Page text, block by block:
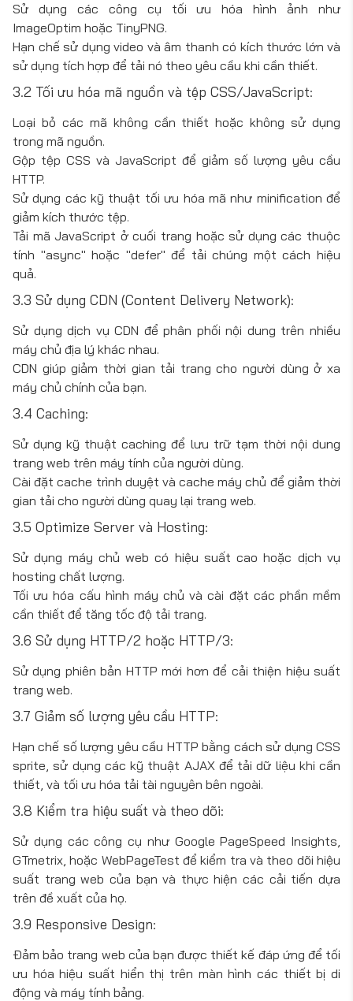
Sử dụng các công cụ tối ưu hóa hình ảnh như
ImageOptim hoặc TinyPNG.
Hạn chế sử dụng video và âm thanh có kích thước lớn và
sử dụng tích hợp để tải nó theo yêu cầu khi cần thiết.
3.2 Tối ưu hóa mã nguồn và tệp CSS/JavaScript:
Loại bỏ các mã không cần thiết hoặc không sử dụng
trong mã nguồn.
Gộp tệp CSS và JavaScript để giảm số lượng yêu cầu
HTTP.
Sử dụng các kỹ thuật tối ưu hóa mã như minification để
giảm kích thước tệp.
Tải mã JavaScript ở cuối trang hoặc sử dụng các thuộc
tính "async" hoặc "defer" để tải chúng một cách hiệu
quả.
3.3 Sử dụng CDN (Content Delivery Network):
Sử dụng dịch vụ CDN để phân phối nội dung trên nhiều
máy chủ địa lý khác nhau.
CDN giúp giảm thời gian tải trang cho người dùng ở xa
máy chủ chính của bạn.
3.4 Caching:
Sử dụng kỹ thuật caching để lưu trữ tạm thời nội dung
trang web trên máy tính của người dùng.
Cài đặt cache trình duyệt và cache máy chủ để giảm thời
gian tải cho người dùng quay lại trang web.
3.5 Optimize Server và Hosting:
Sử dụng máy chủ web có hiệu suất cao hoặc dịch vụ
hosting chất lượng.
Tối ưu hóa cấu hình máy chủ và cài đặt các phần mềm
cần thiết để tăng tốc độ tải trang.
3.6 Sử dụng HTTP/2 hoặc HTTP/3:
Sử dụng phiên bản HTTP mới hơn để cải thiện hiệu suất
trang web.
3.7 Giảm số lượng yêu cầu HTTP:
Hạn chế số lượng yêu cầu HTTP bằng cách sử dụng CSS
sprite, sử dụng các kỹ thuật AJAX để tải dữ liệu khi cần
thiết, và tối ưu hóa tải tài nguyên bên ngoài.
3.8 Kiểm tra hiệu suất và theo dõi:
Sử dụng các công cụ như Google PageSpeed Insights,
GTmetrix, hoặc WebPageTest để kiểm tra và theo dõi hiệu
suất trang web của bạn và thực hiện các cải tiến dựa
trên đề xuất của họ.
3.9 Responsive Design:
Đảm bảo trang web của bạn được thiết kế đáp ứng để tối
ưu hóa hiệu suất hiển thị trên màn hình các thiết bị di
động và máy tính bảng.